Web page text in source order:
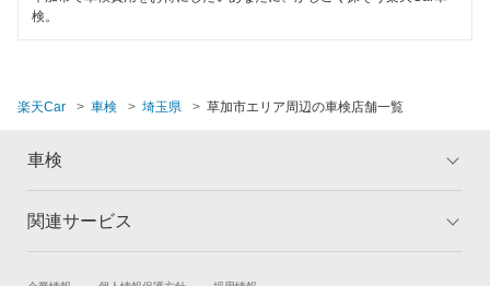
白岡市
秩父市
鶴ヶ島市
検。
楽天Car 車検 埼玉県 草加市エリア周辺の車検店舗一覧
車検
トップ
関連サービス